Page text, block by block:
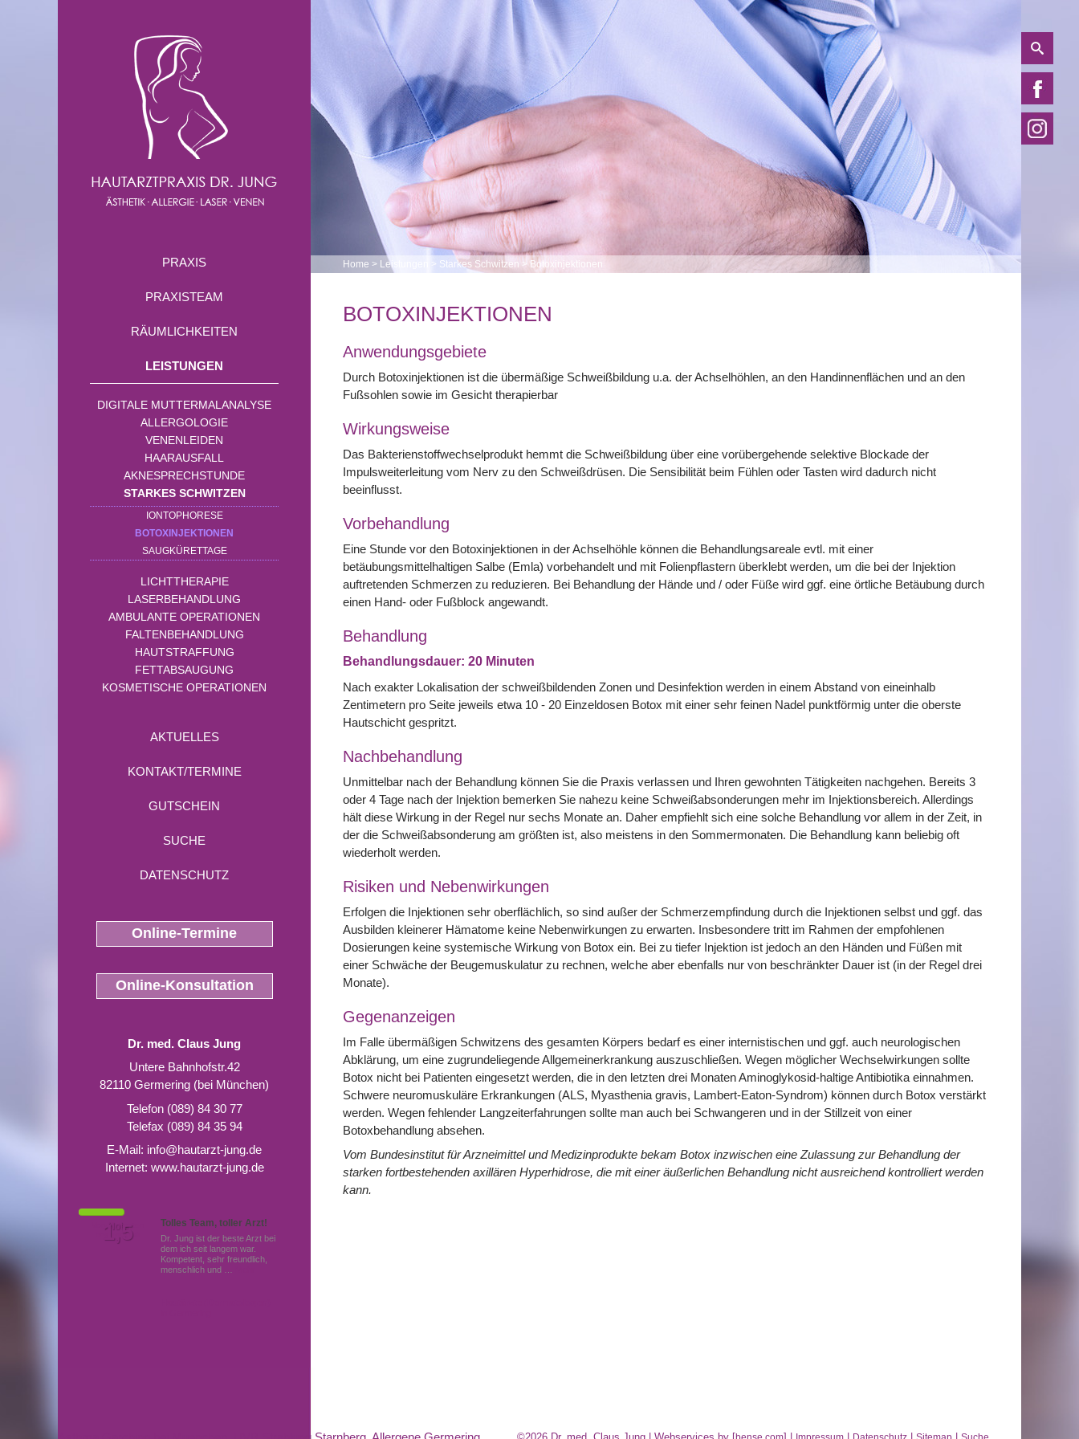
PRAXIS
PRAXISTEAM
RÄUMLICHKEITEN
LEISTUNGEN
DIGITALE MUTTERMALANALYSE
ALLERGOLOGIE
VENENLEIDEN
HAARAUSFALL
AKNESPRECHSTUNDE
STARKES SCHWITZEN
IONTOPHORESE
BOTOXINJEKTIONEN
SAUGKÜRETTAGE
LICHTTHERAPIE
LASERBEHANDLUNG
AMBULANTE OPERATIONEN
FALTENBEHANDLUNG
HAUTSTRAFFUNG
FETTABSAUGUNG
KOSMETISCHE OPERATIONEN
AKTUELLES
KONTAKT/TERMINE
GUTSCHEIN
SUCHE
DATENSCHUTZ
Online-Termine
Online-Konsultation
Dr. med. Claus Jung
Untere Bahnhofstr.42
82110 Germering (bei München)
Telefon (089) 84 30 77
Telefax (089) 84 35 94
E-Mail: info@hautarzt-jung.de
Internet: www.hautarzt-jung.de
Tolles Team, toller Arzt!
Dr. Jung ist der beste Arzt bei
dem ich seit langem war.
Kompetent, sehr freundlich,
menschlich und …
Von Patienten
bewertet mit
Note
1,5
Home > Leistungen > Starkes Schwitzen > Botoxinjektionen
BOTOXINJEKTIONEN
Anwendungsgebiete
Durch Botoxinjektionen ist die übermäßige Schweißbildung u.a. der Achselhöhlen, an den Handinnenflächen und an den
Fußsohlen sowie im Gesicht therapierbar
Wirkungsweise
Das Bakterienstoffwechselprodukt hemmt die Schweißbildung über eine vorübergehende selektive Blockade der
Impulsweiterleitung vom Nerv zu den Schweißdrüsen. Die Sensibilität beim Fühlen oder Tasten wird dadurch nicht
beeinflusst.
Vorbehandlung
Eine Stunde vor den Botoxinjektionen in der Achselhöhle können die Behandlungsareale evtl. mit einer
betäubungsmittelhaltigen Salbe (Emla) vorbehandelt und mit Folienpflastern überklebt werden, um die bei der Injektion
auftretenden Schmerzen zu reduzieren. Bei Behandlung der Hände und / oder Füße wird ggf. eine örtliche Betäubung durch
einen Hand- oder Fußblock angewandt.
Behandlung
Behandlungsdauer: 20 Minuten
Nach exakter Lokalisation der schweißbildenden Zonen und Desinfektion werden in einem Abstand von eineinhalb
Zentimetern pro Seite jeweils etwa 10 - 20 Einzeldosen Botox mit einer sehr feinen Nadel punktförmig unter die oberste
Hautschicht gespritzt.
Nachbehandlung
Unmittelbar nach der Behandlung können Sie die Praxis verlassen und Ihren gewohnten Tätigkeiten nachgehen. Bereits 3
oder 4 Tage nach der Injektion bemerken Sie nahezu keine Schweißabsonderungen mehr im Injektionsbereich. Allerdings
hält diese Wirkung in der Regel nur sechs Monate an. Daher empfiehlt sich eine solche Behandlung vor allem in der Zeit, in
der die Schweißabsonderung am größten ist, also meistens in den Sommermonaten. Die Behandlung kann beliebig oft
wiederholt werden.
Risiken und Nebenwirkungen
Erfolgen die Injektionen sehr oberflächlich, so sind außer der Schmerzempfindung durch die Injektionen selbst und ggf. das
Ausbilden kleinerer Hämatome keine Nebenwirkungen zu erwarten. Insbesondere tritt im Rahmen der empfohlenen
Dosierungen keine systemische Wirkung von Botox ein. Bei zu tiefer Injektion ist jedoch an den Händen und Füßen mit
einer Schwäche der Beugemuskulatur zu rechnen, welche aber ebenfalls nur von beschränkter Dauer ist (in der Regel drei
Monate).
Gegenanzeigen
Im Falle übermäßigen Schwitzens des gesamten Körpers bedarf es einer internistischen und ggf. auch neurologischen
Abklärung, um eine zugrundeliegende Allgemeinerkrankung auszuschließen. Wegen möglicher Wechselwirkungen sollte
Botox nicht bei Patienten eingesetzt werden, die in den letzten drei Monaten Aminoglykosid-haltige Antibiotika einnahmen.
Schwere neuromuskuläre Erkrankungen (ALS, Myasthenia gravis, Lambert-Eaton-Syndrom) können durch Botox verstärkt
werden. Wegen fehlender Langzeiterfahrungen sollte man auch bei Schwangeren und in der Stillzeit von einer
Botoxbehandlung absehen.
Vom Bundesinstitut für Arzneimittel und Medizinprodukte bekam Botox inzwischen eine Zulassung zur Behandlung der
starken fortbestehenden axillären Hyperhidrose, die mit einer äußerlichen Behandlung nicht ausreichend kontrolliert werden
kann.